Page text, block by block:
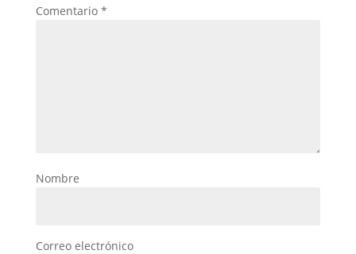
Comentario *
Nombre
Correo electrónico